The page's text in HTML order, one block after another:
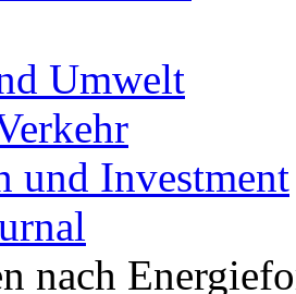
Umwelt
und Investment
nach